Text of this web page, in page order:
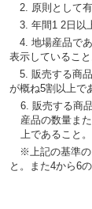
2. 原則 として
3. 年間 1 2 日以
4. 地場産品で
表示していること
5. 販売する商品
が概ね5割以上で
6. 販売する商品
産品の数量ま
上であること。
※上記の基準の
と。また4から6